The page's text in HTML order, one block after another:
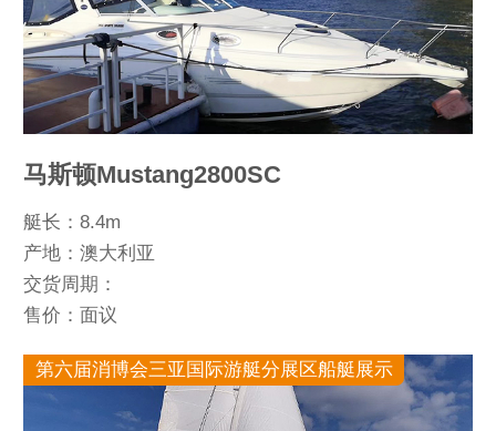
马斯顿Mustang2800SC
艇长：8.4m
产地：澳大利亚
交货周期：
售价：面议
第六届消博会三亚国际游艇分展区船艇展示